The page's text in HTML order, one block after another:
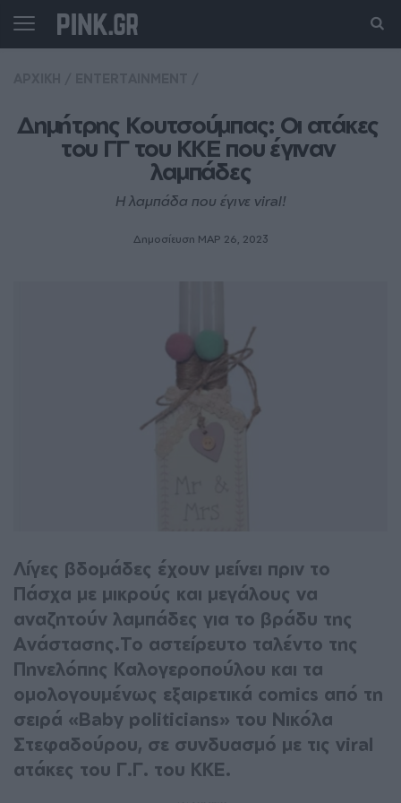
Δημήτρης Κουτσούμπας: Οι ατάκες
του ΓΓ του ΚΚΕ που έγιναν
λαμπάδες
Η λαμπάδα που έγινε viral!
Δημοσίευση ΜΑΡ 26, 2023
Λίγες βδομάδες έχουν μείνει πριν το
Πάσχα με μικρούς και μεγάλους να
αναζητούν λαμπάδες για το βράδυ της
Ανάστασης.Το αστείρευτο ταλέντο της
Πηνελόπης Καλογεροπούλου και τα
ομολογουμένως εξαιρετικά comics από τη
σειρά «Baby politicians» του Νικόλα
Στεφαδούρου, σε συνδυασμό με τις viral
ατάκες του Γ.Γ. του ΚΚΕ.